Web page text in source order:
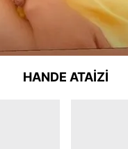
HANDE ATAİZİ